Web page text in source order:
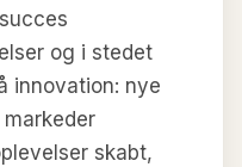
og i stedet
innovation: nye
skabt,